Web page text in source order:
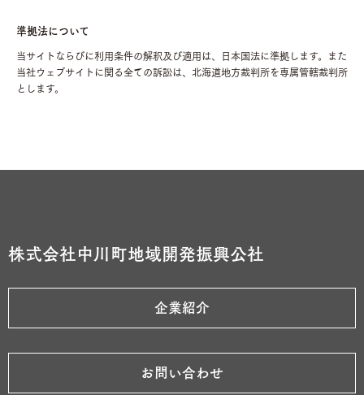
準拠法について
当サイトならびに利用条件の解釈及び適用は、日本国法に準拠します。また
当社ウェブサイトに関る全ての訴訟は、北海道地方裁判所を専属管轄裁判所
とします。
株式会社中川町地域開発振興公社
企業紹介
お問い合わせ